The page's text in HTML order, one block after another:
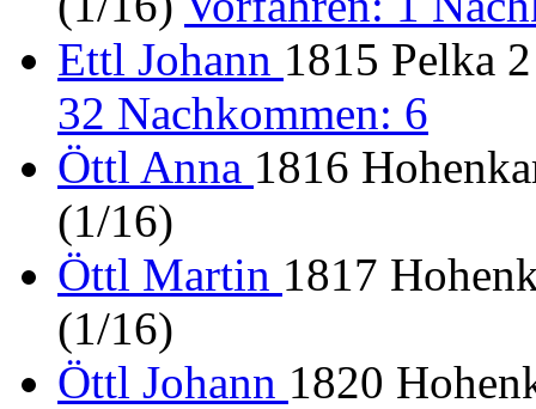
Ettl Johann 1815 Pelka
32 Nachkommen: 6
Öttl Anna 1816
(1/16)
Öttl Martin 1817
(1/16)
Öttl Johann 1820